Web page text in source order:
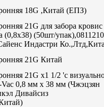
18G ,Китай (ЕПЗ)
21G для забора кровис
(0,8х38) (50шт/
Индастри
21G Китай
21G х1 1/2 'с
0,8 мм х 38 мм (Чжэцзян
Дивайсиз